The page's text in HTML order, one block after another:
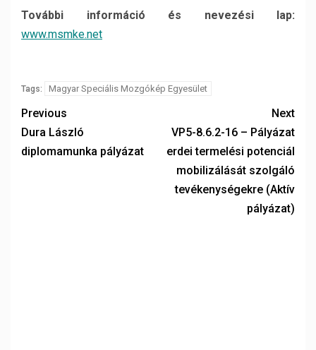
További információ és nevezési lap:
www.msmke.net
Tags: Magyar Speciális Mozgókép Egyesület
Previous
Dura László
diplomamunka pályázat
Next
VP5-8.6.2-16 – Pályázat
erdei termelési potenciál
mobilizálását szolgáló
tevékenységekre (Aktív
pályázat)